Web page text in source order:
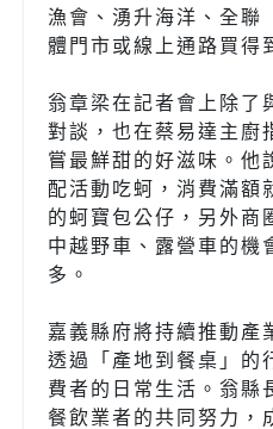
漁會、湧升海洋、全聯
體門市或線上通路買得
翁章梁在記者會上除了
對談，也在蔡易達主廚
嘗最鮮甜的好滋味。他
配活動吃蚵，消費滿額
的蚵寶包公仔，另外商
中越野車、露營車的機
多。
嘉義縣府將持續推動產
透過「產地到餐桌」的
費者的日常生活。翁縣
餐飲業者的共同努力，